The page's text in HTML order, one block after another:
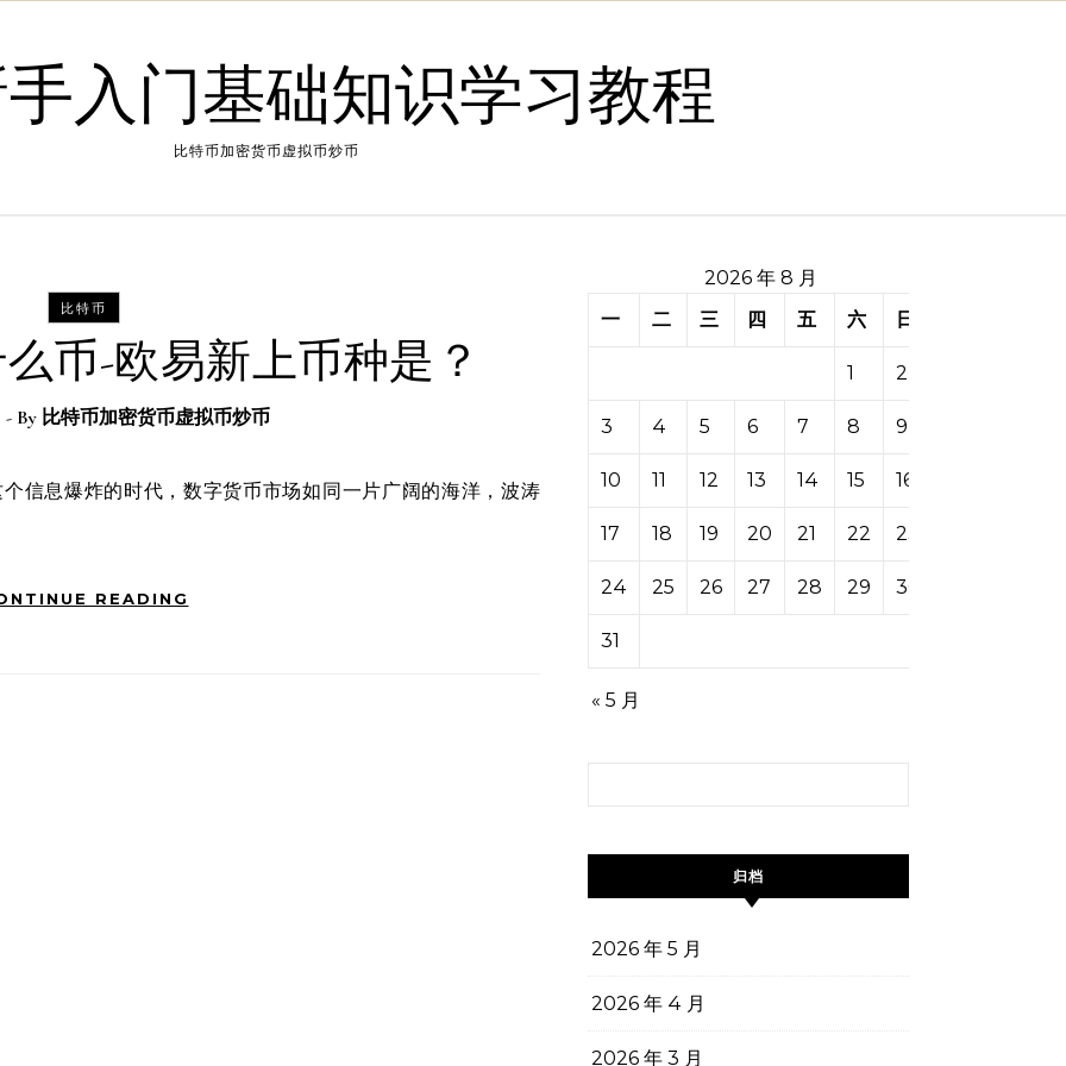
入门基础知识学习教程
比特币加密货币虚拟币炒币
比特币
币-欧易新上币种是？
- By 比特币加密货币虚拟币炒币
READING
2026 年 8 月
一
二 三 四 五 六 日
1 2
3 4 5 6 7 8 9
10 11 12 13 14 15 16
17 18 19 20 21 22 23
24 25 26 27 28 29 30
31
« 5 月
归档
2026 年 5 月
2026 年 4 月
2026 年 3 月